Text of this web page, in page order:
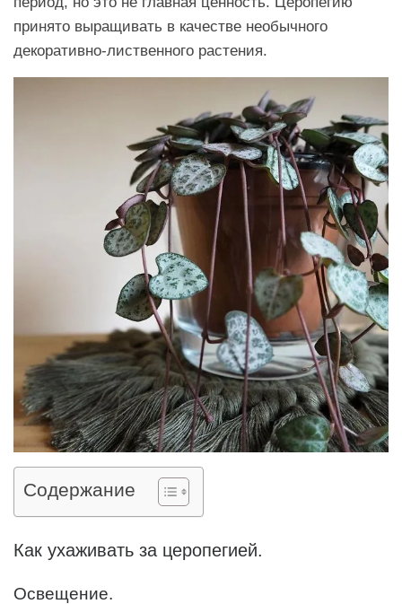
принято выращивать в качестве необычного
декоративно-лиственного растения.
Содержание
Как ухаживать за церопегией.
Освещение.